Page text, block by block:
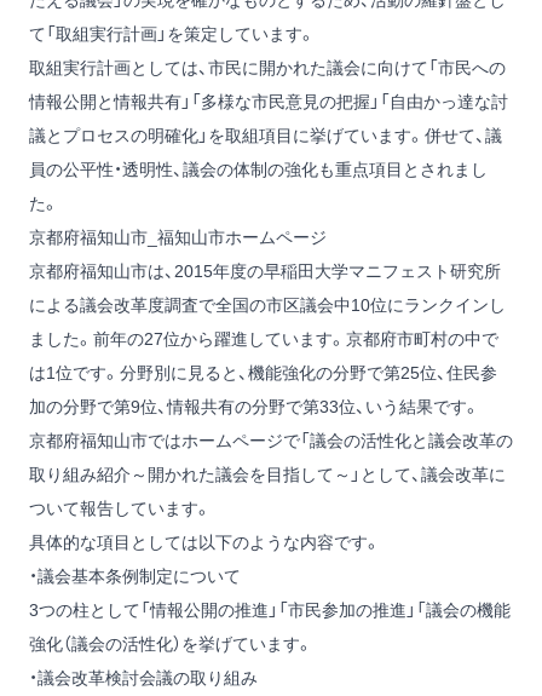
て「取組実行計画」を策定しています。
取組実行計画としては、市民に開かれた議会に向けて「市民への
情報公開と情報共有」「多様な市民意見の把握」「自由かっ達な討
議とプロセスの明確化」を取組項目に挙げています。併せて、議
員の公平性・透明性、議会の体制の強化も重点項目とされまし
た。
京都府福知山市_福知山市ホームページ
京都府福知山市は、2015年度の早稲田大学マニフェスト研究所
による議会改革度調査で全国の市区議会中10位にランクインし
ました。前年の27位から躍進しています。京都府市町村の中で
は1位です。分野別に見ると、機能強化の分野で第25位、住民参
加の分野で第9位、情報共有の分野で第33位、いう結果です。
京都府福知山市ではホームページで「議会の活性化と議会改革の
取り組み紹介～開かれた議会を目指して～」として、議会改革に
ついて報告しています。
具体的な項目としては以下のような内容です。
・議会基本条例制定について
3つの柱として「情報公開の推進」「市民参加の推進」「議会の機能
強化（議会の活性化）を挙げています。
・議会改革検討会議の取り組み